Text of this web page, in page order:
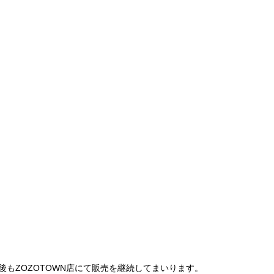
ZOZOTOWN店にて販売を継続してまいります。